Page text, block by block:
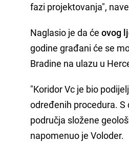
fazi projektovanja",
Naglasio je da će ovog
godine građani će se
Bradine na ulazu u
"Koridor Vc je bio
određenih procedura.
područja složene
napomenuo je Voloder.